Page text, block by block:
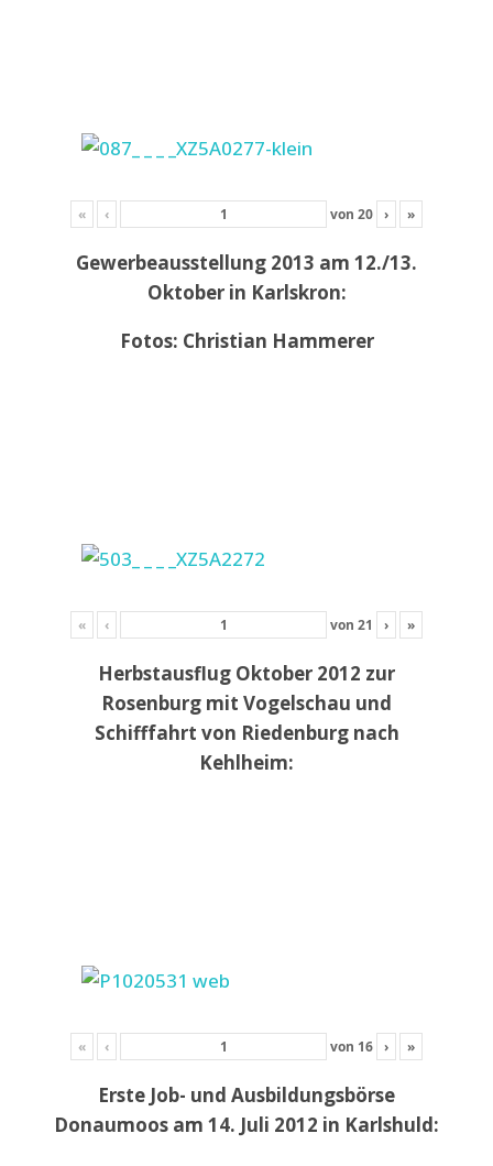
« ‹ von 20 › »
Gewerbeausstellung 2013 am 12./13.
Oktober in Karlskron:
Fotos: Christian Hammerer
« ‹ von 21 › »
Herbstausflug Oktober 2012 zur
Rosenburg mit Vogelschau und
Schifffahrt von Riedenburg nach
Kehlheim:
« ‹ von 16 › »
Erste Job- und Ausbildungsbörse
Donaumoos am 14. Juli 2012 in Karlshuld: